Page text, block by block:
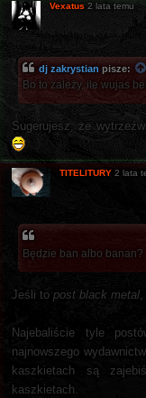
Vexatus 2 lata temu
dj zakrystian pisze:
Bo to zależy, ile wujas
Sugerujesz, że
TITELITURY 2 lata
Będzie ban albo banan?
Jeśli to post black metal,
Najebaliście tyle
najnowszego
kaszkietach są
kaszkietach.